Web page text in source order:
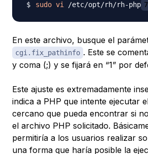
sudo vi /etc/opt/rh/rh-php
En este archivo, busque el
cgi.fix_pathinfo . Este se
y coma (;) y se fijará en “1” por
Este ajuste es extremadamente
indica a PHP que intente ejecutar
cercano que pueda encontrar si
el archivo PHP solicitado.
permitiría a los usuarios realizar
una forma que haría posible la